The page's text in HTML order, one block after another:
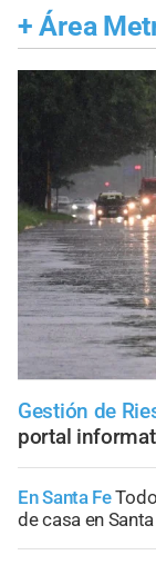
+ Área
Gestión de
portal
En Santa Fe
de casa en